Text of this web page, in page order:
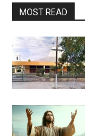
MOST READ